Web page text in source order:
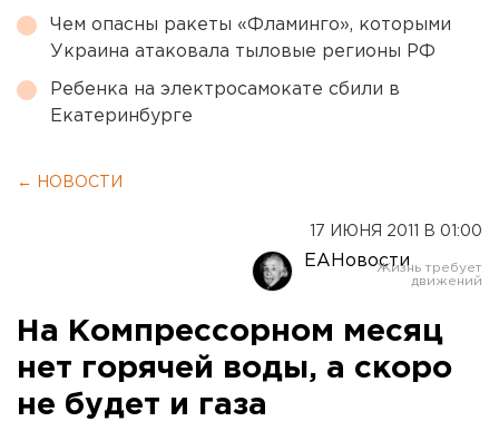
Чем опасны ракеты «Фламинго», которыми
Украина атаковала тыловые регионы РФ
Ребенка на электросамокате сбили в
Екатеринбурге
← НОВОСТИ
17 ИЮНЯ 2011 В 01:00
ЕАНовости
На Компрессорном месяц
нет горячей воды, а скоро
не будет и газа